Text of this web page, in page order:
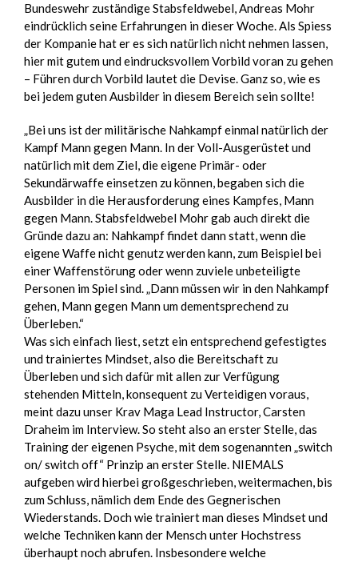
Bundeswehr zuständige Stabsfeldwebel, Andreas Mohr
eindrücklich seine Erfahrungen in dieser Woche. Als Spiess
der Kompanie hat er es sich natürlich nicht nehmen lassen,
hier mit gutem und eindrucksvollem Vorbild voran zu gehen
– Führen durch Vorbild lautet die Devise. Ganz so, wie es
bei jedem guten Ausbilder in diesem Bereich sein sollte!
„Bei uns ist der militärische Nahkampf einmal natürlich der
Kampf Mann gegen Mann. In der Voll-Ausgerüstet und
natürlich mit dem Ziel, die eigene Primär- oder
Sekundärwaffe einsetzen zu können, begaben sich die
Ausbilder in die Herausforderung eines Kampfes, Mann
gegen Mann. Stabsfeldwebel Mohr gab auch direkt die
Gründe dazu an: Nahkampf findet dann statt, wenn die
eigene Waffe nicht genutz werden kann, zum Beispiel bei
einer Waffenstörung oder wenn zuviele unbeteiligte
Personen im Spiel sind. „Dann müssen wir in den Nahkampf
gehen, Mann gegen Mann um dementsprechend zu
Überleben.“
Was sich einfach liest, setzt ein entsprechend gefestigtes
und trainiertes Mindset, also die Bereitschaft zu
Überleben und sich dafür mit allen zur Verfügung
stehenden Mitteln, konsequent zu Verteidigen voraus,
meint dazu unser Krav Maga Lead Instructor, Carsten
Draheim im Interview. So steht also an erster Stelle, das
Training der eigenen Psyche, mit dem sogenannten „switch
on/ switch off“ Prinzip an erster Stelle. NIEMALS
aufgeben wird hierbei großgeschrieben, weitermachen, bis
zum Schluss, nämlich dem Ende des Gegnerischen
Wiederstands. Doch wie trainiert man dieses Mindset und
welche Techniken kann der Mensch unter Hochstress
überhaupt noch abrufen. Insbesondere welche